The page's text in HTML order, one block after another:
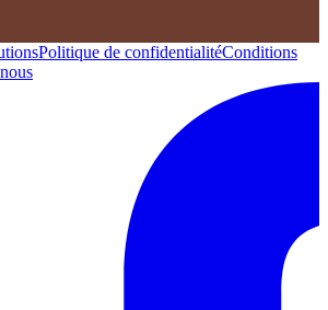
Politique de confidentialitéConditions